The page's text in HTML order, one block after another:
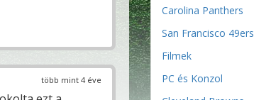
több mint 4 éve
Carolina Panthers
San Francisco 49ers
Filmek
PC és Konzol